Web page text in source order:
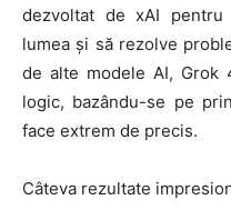
dezvoltat de xAI
lumea și să rezolve
de alte modele AI, Grok
logic, bazându-se pe
face extrem de precis.
Câteva rezultate